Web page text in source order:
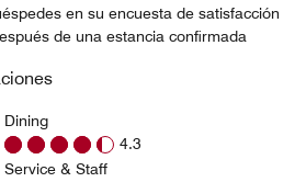
en su encuesta de satisfacción
de una estancia confirmada
Dining
4.3
Service & Staff